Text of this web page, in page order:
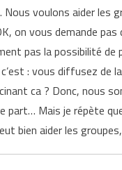
voulons aider les
on vous demande pas
pas la possibilité
: vous diffusez de
ca ? Donc, nous
Mais je répète
bien aider les